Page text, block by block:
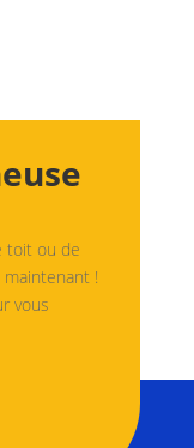
toit ou de
!
vous